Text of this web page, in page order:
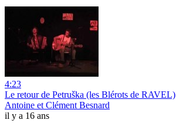
4:23
Le retour de Petruška (les Blérots de RAVEL)
Antoine et Clément Besnard
il y a 16 ans